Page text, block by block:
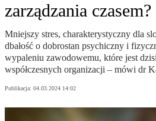
zarządzania czasem?
Mniejszy stres, charakterystyczny dla
dbałość o dobrostan psychiczny i
wypaleniu zawodowemu, które jest
współczesnych organizacji – mówi dr
Publikacja: 04.03.2024 14:02